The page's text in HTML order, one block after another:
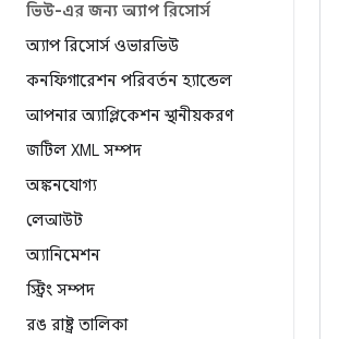
ভিউ-এর জন্য অ্যাপ রিসোর্স
অ্যাপ রিসোর্স ওভারভিউ
কনফিগারেশন পরিবর্তন হ্যান্ডেল
আপনার অ্যাপ্লিকেশন স্থানীয়করণ
জটিল XML সম্পদ
অঙ্কনযোগ্য
লেআউট
অ্যানিমেশন
স্ট্রিং সম্পদ
রঙ রাষ্ট্র তালিকা